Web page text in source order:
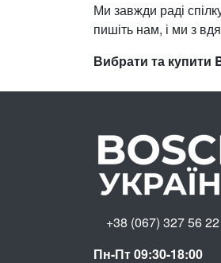
Ми завжди раді
пишіть нам, і ми з
Вибрати та купити
+38 (067) 327 56 22
Пн-Пт 09:30-18:00